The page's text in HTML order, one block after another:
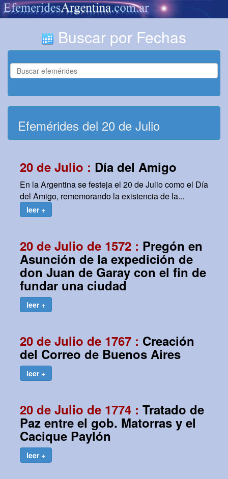
Buscar por Fechas
Efemérides del 20 de Julio
20 de Julio : Día del Amigo
En la Argentina se festeja el 20 de Julio como el Día
del Amigo, rememorando la existencia de la...
leer +
20 de Julio de 1572 : Pregón en
Asunción de la expedición de
don Juan de Garay con el fin de
fundar una ciudad
leer +
20 de Julio de 1767 : Creación
del Correo de Buenos Aires
leer +
20 de Julio de 1774 : Tratado de
Paz entre el gob. Matorras y el
Cacique Paylón
leer +